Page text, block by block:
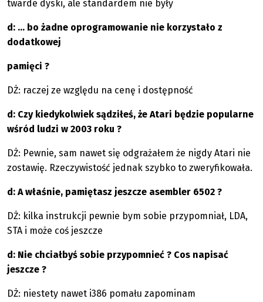
twarde dyski, ale standardem nie były
d: ... bo żadne oprogramowanie nie korzystało z
dodatkowej
pamięci ?
DŻ: raczej ze względu na cenę i dostępność
d: Czy kiedykolwiek sądziłeś, że Atari będzie popularne
wśród ludzi w 2003 roku ?
DŻ: Pewnie, sam nawet się odgrażałem że nigdy Atari nie
zostawię. Rzeczywistość jednak szybko to zweryfikowała.
d: A właśnie, pamiętasz jeszcze asembler 6502 ?
DŻ: kilka instrukcji pewnie bym sobie przypomniał, LDA,
STA i może coś jeszcze
d: Nie chciałbyś sobie przypomnieć ? Cos napisać
jeszcze ?
DŻ: niestety nawet i386 pomału zapominam